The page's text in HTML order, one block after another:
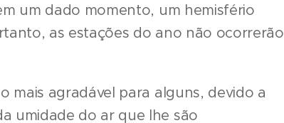
um dado momento, um hemisfério
as estações do ano não ocorrerão
mais agradável para alguns, devido a
umidade do ar que lhe são